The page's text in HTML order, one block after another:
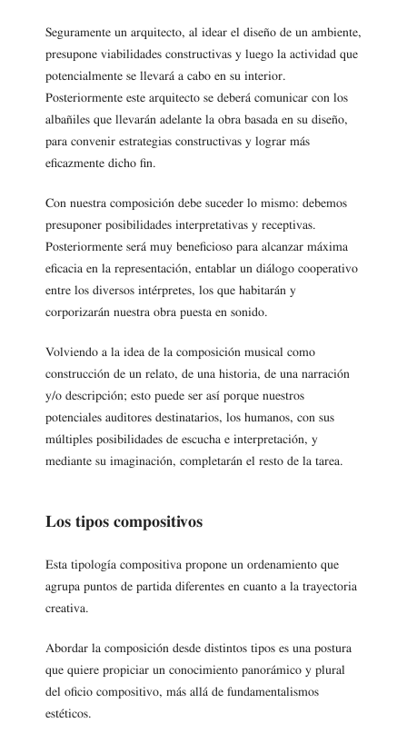
Seguramente un arquitecto, al idear el diseño de un ambiente,
presupone viabilidades constructivas y luego la actividad que
potencialmente se llevará a cabo en su interior.
Posteriormente este arquitecto se deberá comunicar con los
albañiles que llevarán adelante la obra basada en su diseño,
para convenir estrategias constructivas y lograr más
eficazmente dicho fin.
Con nuestra composición debe suceder lo mismo: debemos
presuponer posibilidades interpretativas y receptivas.
Posteriormente será muy beneficioso para alcanzar máxima
eficacia en la representación, entablar un diálogo cooperativo
entre los diversos intérpretes, los que habitarán y
corporizarán nuestra obra puesta en sonido.
Volviendo a la idea de la composición musical como
construcción de un relato, de una historia, de una narración
y/o descripción; esto puede ser así porque nuestros
potenciales auditores destinatarios, los humanos, con sus
múltiples posibilidades de escucha e interpretación, y
mediante su imaginación, completarán el resto de la tarea.
Los tipos compositivos
Esta tipología compositiva propone un ordenamiento que
agrupa puntos de partida diferentes en cuanto a la trayectoria
creativa.
Abordar la composición desde distintos tipos es una postura
que quiere propiciar un conocimiento panorámico y plural
del oficio compositivo, más allá de fundamentalismos
estéticos.